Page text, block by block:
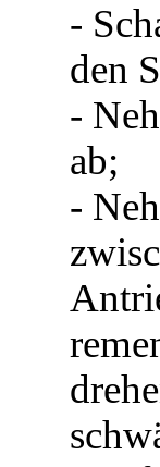
-
den
-
ab;
-